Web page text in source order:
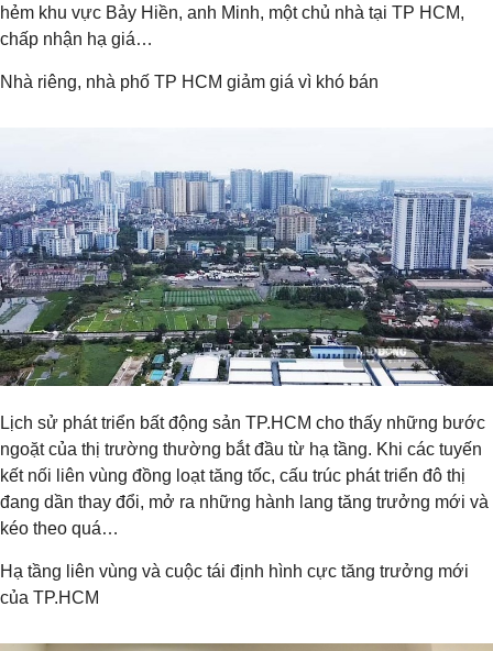
hẻm khu vực Bảy Hiền, anh Minh, một chủ nhà tại TP HCM,
chấp nhận hạ giá…
Nhà riêng, nhà phố TP HCM giảm giá vì khó bán
Lịch sử phát triển bất động sản TP.HCM cho thấy những bước
ngoặt của thị trường thường bắt đầu từ hạ tầng. Khi các tuyến
kết nối liên vùng đồng loạt tăng tốc, cấu trúc phát triển đô thị
đang dần thay đổi, mở ra những hành lang tăng trưởng mới và
kéo theo quá…
Hạ tầng liên vùng và cuộc tái định hình cực tăng trưởng mới
của TP.HCM